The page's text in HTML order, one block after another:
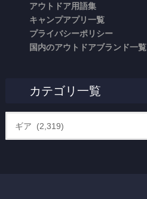
アウトドア用語集
キャンプアプリ一覧
プライバシーポリシー
国内のアウトドアブランド一覧
カテゴリ一覧